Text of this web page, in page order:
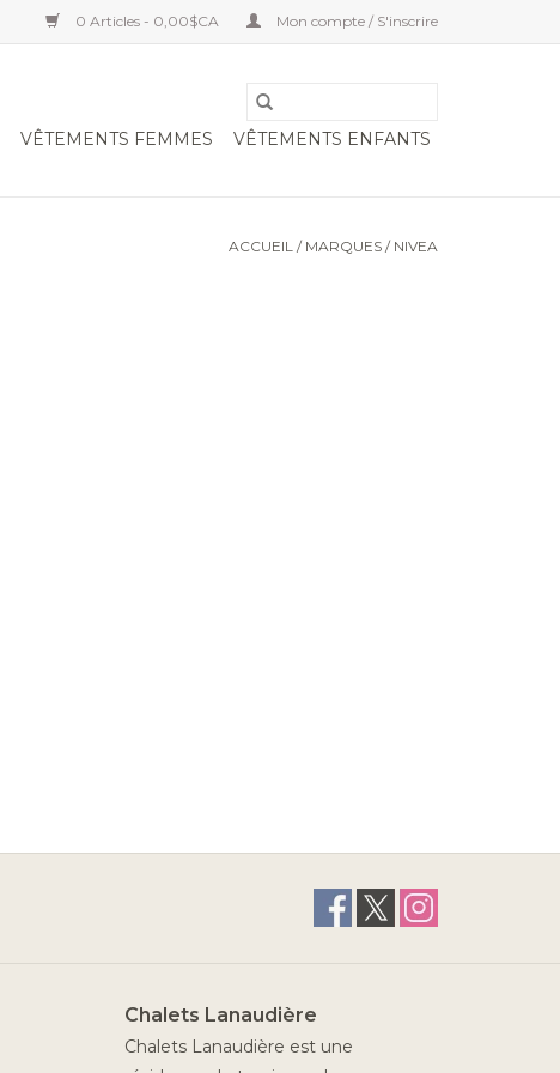
0 Articles - 0,00$CA Mon compte / S'inscrire
VÊTEMENTS FEMMES VÊTEMENTS ENFANTS
ACCUEIL / MARQUES / NIVEA
Chalets Lanaudière
Chalets Lanaudière est une